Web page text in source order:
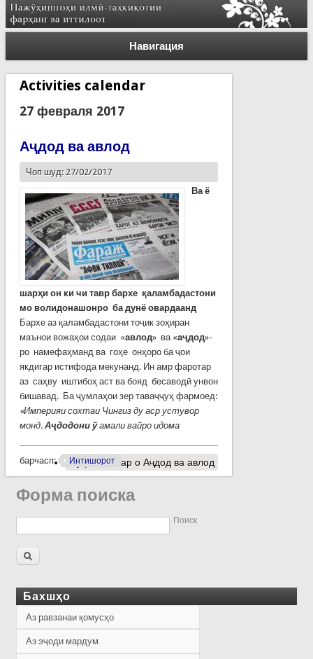
Навигация
Activities calendar
27 февраля 2017
Аҷдод ва авлод
Чоп шуд: 27/02/2017
Ва ё
шарҳи он ки чи тавр бархе қаламбадастони
мо волидонашонро ба дунё овардаанд
Бархе аз қаламбадастони тоҷик зоҳиран
маънои вожаҳои содаи «авлод» ва «аҷдод»-
ро намефаҳманд ва гоҳе онҳоро ба ҷои
якдигар истифода мекунанд. Ин амр фаротар
аз саҳву иштибоҳ аст ва бояд бесаводӣ унвон
бишавад. Ба ҷумлаҳои зер таваҷҷуҳ фармоед:
«Империяи сохтаи Чингиз ду аср устувор
монд. Аҷдодони ўамали вайро идома
барчасп: Интишорот
Муфассалтар о Аҷдод ва авлод
Форма поиска
Поиск
Бахшҳо
Аз равзанаи қомусҳо
Аз эҷоди мардум